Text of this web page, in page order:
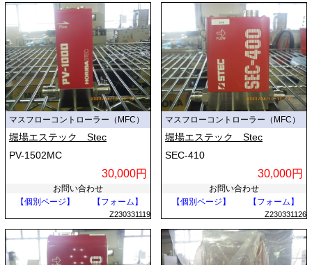
マスフローコントローラー（MFC）
堀場エステック Stec
PV-1502MC
30,000円
お問い合わせ
【個別ページ】
【フォーム】
Z230331119
マスフローコントローラー（MFC）
堀場エステック Stec
SEC-410
30,000円
お問い合わせ
【個別ページ】
【フォーム】
Z230331126